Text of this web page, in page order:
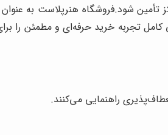
تأمین شود.فروشگاه هنرپلاست به
تجربه خرید حرفه‌ای و مطمئن را
راهنمایی می‌کنند.